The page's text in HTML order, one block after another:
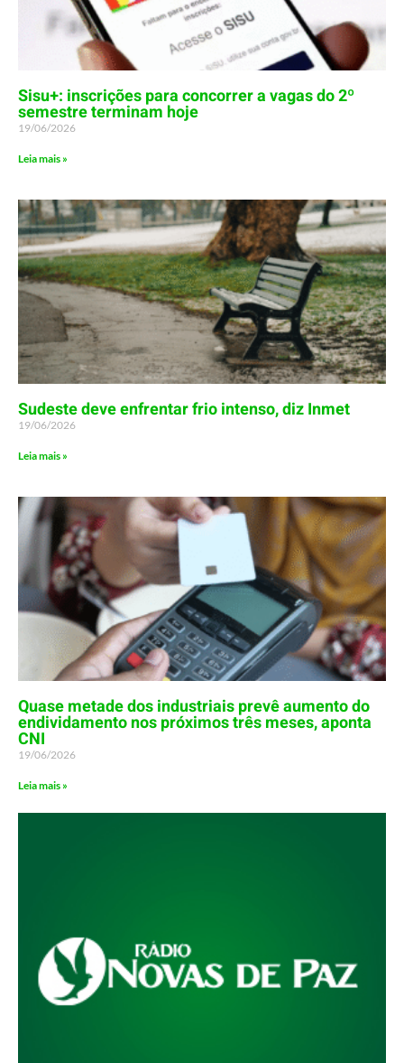
Sisu+: inscrições para concorrer a vagas do 2º
semestre terminam hoje
19/06/2026
Leia mais »
Sudeste deve enfrentar frio intenso, diz Inmet
19/06/2026
Leia mais »
Quase metade dos industriais prevê aumento do
endividamento nos próximos três meses, aponta
CNI
19/06/2026
Leia mais »